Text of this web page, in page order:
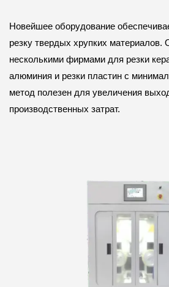
Новейшее оборудование
резку твердых хрупких материалов.
несколькими фирмами для резки
алюминия и резки пластин с
метод полезен для увеличения
производственных затрат.